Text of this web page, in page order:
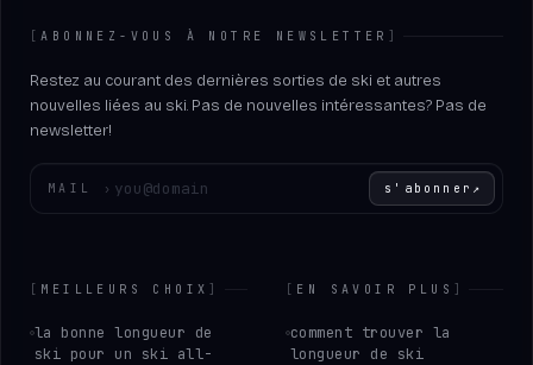
[ABONNEZ-VOUS À NOTRE NEWSLETTER ]
Restez au courant des dernières sorties de ski et autres
nouvelles liées au ski. Pas de nouvelles intéressantes? Pas de
newsletter!
MAIL › s'abonner ↗
[ MEILLEURS CHOIX ]
la bonne longueur de
ski pour un ski all-
[ EN SAVOIR PLUS ]
comment trouver la
longueur de ski